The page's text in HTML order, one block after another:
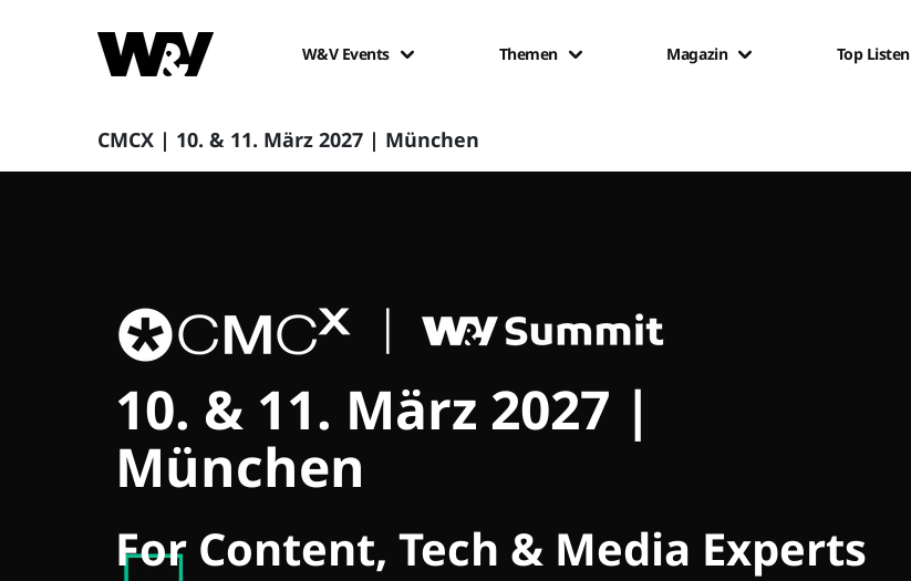
W&V Events Themen Magazin Top Listen
CMCX | 10. & 11. März 2027 | München
CMCX
10. & 11. März 2027 |
München
For Content, Tech & Media Experts